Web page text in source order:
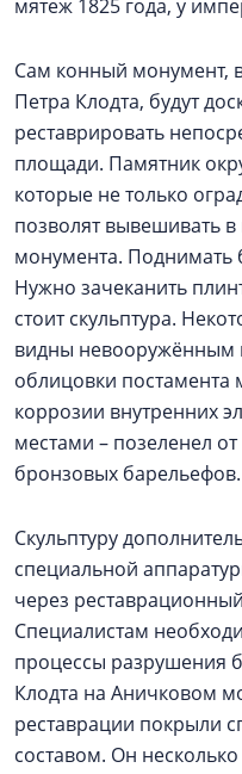
мятеж 1825 года, у
Сам конный монумент,
Петра Клодта, будут
реставрировать
площади. Памятник
которые не только
позволят вывешивать в
монумента. Поднимать
Нужно зачеканить
стоит скульптура.
видны невооружённым
облицовки постамента
коррозии внутренних
местами – позеленел
бронзовых барельефов.
Скульптуру
специальной
через
Специалистам
процессы разрушения
Клодта на Аничковом
реставрации покрыли
составом. Он